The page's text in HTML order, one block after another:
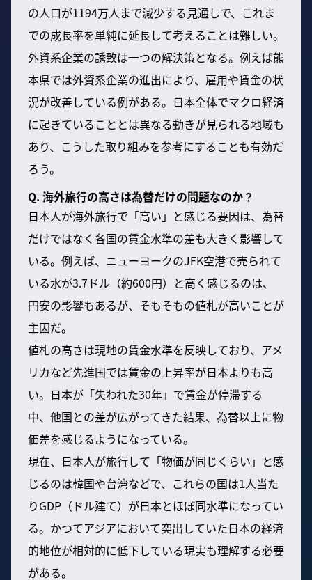
の人口が1194万人まで減少する見通しで、これま
での成長率を単純に延長して考えることは難しい。
外資系企業の誘致は一つの解決策となる。例えば熊
本県では外資系企業の進出により、雇用や賃金の状
況が改善している例がある。日本全体でマクロ経済
に起きていることとは異なる動きが見られる地域も
あり、こうした取り組みを参考にすることも有効だ
ろう。
Q. 海外旅行の高さは為替だけの問題なのか？
日本人が海外旅行で「高い」と感じる要因は、為替
だけではなく各国の賃金水準の差も大きく影響して
いる。例えば、ニューヨークのJFK空港で売られて
いる水が3.7ドル（約600円）と高く感じるのは、
円安の影響もあるが、そもそもの値札が高いことが
主因だ。
値札の高さは現地の賃金水準を反映しており、アメ
リカなど先進国では賃金の上昇率が日本よりも高
い。日本が「失われた30年」で賃金が停滞する
中、他国との差が広がってきた結果、為替以上に物
価差を感じるようになっている。
現在、日本人が旅行して「物価が同じくらい」と感
じるのは韓国や台湾などで、これらの国は1人当た
りGDP（ドル建て）が日本とほぼ同水準になってい
る。かつてアジアにおいて突出していた日本の経済
的地位が相対的に低下している現実も理解する必要
がある。